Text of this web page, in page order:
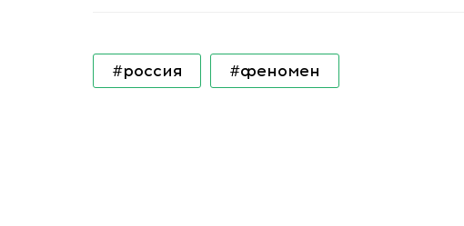
#россия #феномен